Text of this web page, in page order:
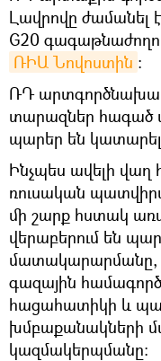
Լավրովը ժամանել
G20
ՌԻԱ Նովոստին ։
ՌԴ
տարազներ հագած
պարեր են
Ինչպես ավելի վաղ
ռուսական
մի շարք հստակ
վերաբերում են
մատակարարմանը,
գազային
հացահատիկի և
խմբաքանակների
կազմակերպմանը: